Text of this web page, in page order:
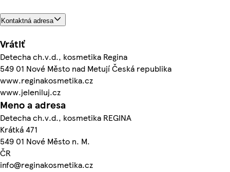
Kontaktná adresa
Vrátiť
Detecha ch.v.d., kosmetika Regina
549 01 Nové Město nad Metují Česká republika
www.reginakosmetika.cz
www.jeleniluj.cz
Meno a adresa
Detecha ch.v.d., kosmetika REGINA
Krátká 471
549 01 Nové Město n. M.
ČR
info@reginakosmetika.cz